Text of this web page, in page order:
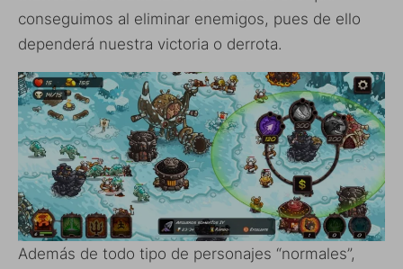
conseguimos al eliminar enemigos, pues de ello
dependerá nuestra victoria o derrota.
Además de todo tipo de personajes “normales”,